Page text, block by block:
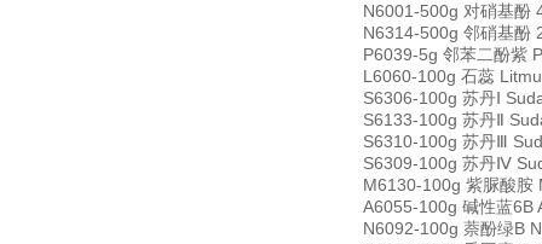
N6001-500g 对硝基酚
N6314-500g 邻硝基酚
P6039-5g 邻苯二酚紫
L6060-100g 石蕊
S6306-100g 苏丹Ⅰ
S6133-100g 苏丹Ⅱ
S6310-100g 苏丹Ⅲ
S6309-100g 苏丹Ⅳ
M6130-100g 紫脲酸胺
A6055-100g 碱性蓝6B
N6092-100g 萘酚绿B